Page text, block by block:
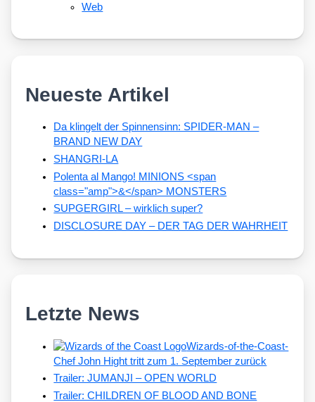
Web
Neueste Artikel
Da klingelt der Spinnensinn: SPIDER-MAN –
BRAND NEW DAY
SHANGRI-LA
Polenta al Mango! MINIONS <span
class="amp">&</span> MONSTERS
SUPGERGIRL – wirklich super?
DISCLOSURE DAY – DER TAG DER WAHRHEIT
Letzte News
Wizards-of-the-Coast-
Chef John Hight tritt zum 1. September zurück
Trailer: JUMANJI – OPEN WORLD
Trailer: CHILDREN OF BLOOD AND BONE